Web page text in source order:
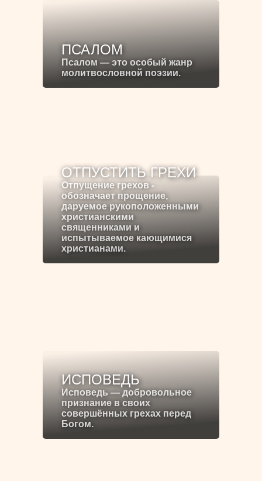
ПСАЛОМ
Псалом — это особый жанр
молитвословной поэзии.
ОТПУСТИТЬ ГРЕХИ
Отпущение грехов -
обозначает прощение,
даруемое рукоположенными
христианскими
священниками и
испытываемое кающимися
христианами.
ИСПОВЕДЬ
Исповедь — добровольное
признание в своих
совершённых грехах перед
Богом.